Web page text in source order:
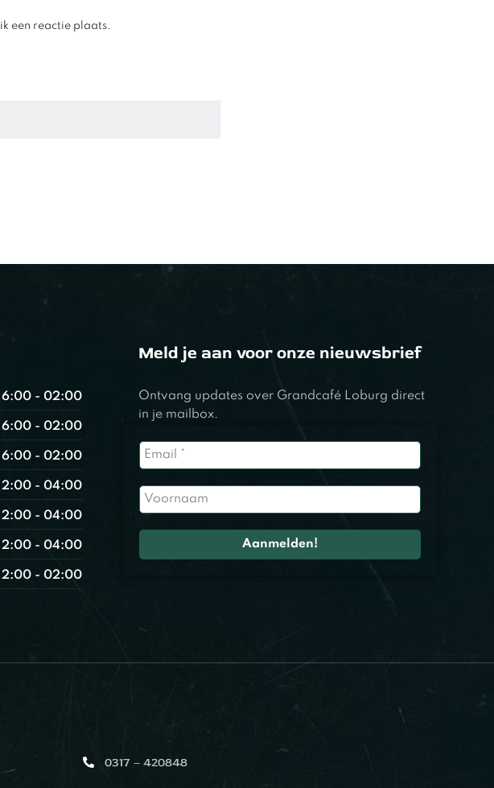
een reactie plaats.
- 02:00
- 02:00
- 02:00
- 04:00
- 04:00
- 04:00
- 02:00
Meld je aan voor onze nieuwsbrief
Ontvang updates over Grandcafé Loburg direct
in je mailbox.
0317 – 420848